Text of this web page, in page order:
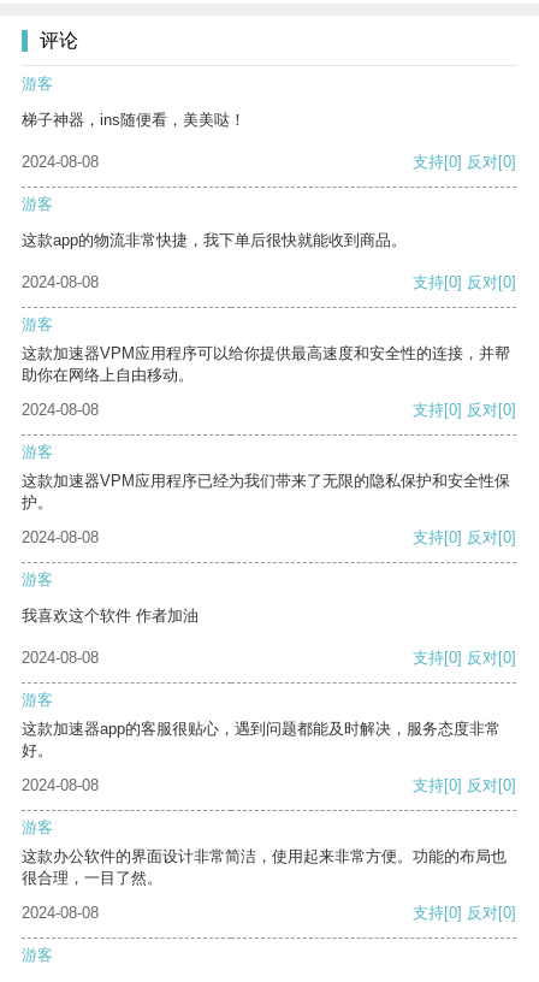
评论
游客
梯子神器，ins随便看，美美哒！
2024-08-08 支持[0] 反对[0]
游客
这款app的物流非常快捷，我下单后很快就能收到商品。
2024-08-08 支持[0] 反对[0]
游客
这款加速器VPM应用程序可以给你提供最高速度和安全性的连接，并帮
助你在网络上自由移动。
2024-08-08
支持[0] 反对[0]
游客
这款加速器VPM应用程序已经为我们带来了无限的隐私保护和安全性保
护。
2024-08-08
支持[0] 反对[0]
游客
我喜欢这个软件 作者加油
2024-08-08 支持[0] 反对[0]
游客
这款加速器app的客服很贴心，遇到问题都能及时解决，服务态度非常
好。
2024-08-08
支持[0] 反对[0]
游客
这款办公软件的界面设计非常简洁，使用起来非常方便。功能的布局也
很合理，一目了然。
2024-08-08
支持[0] 反对[0]
游客